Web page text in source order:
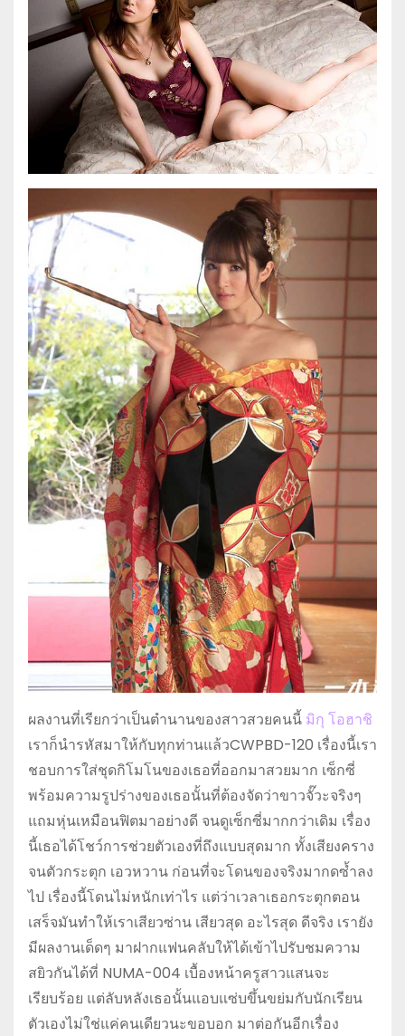
ผลงานที่เรียกว่าเป็นตำนานของสาวสวยคนนี้ มิกุ โอฮาชิ
เราก็นำรหัสมาให้กับทุกท่านแล้วCWPBD-120 เรื่องนี้เรา
ชอบการใส่ชุดกิโมโนของเธอที่ออกมาสวยมาก เซ็กซี่
พร้อมความรูปร่างของเธอนั้นที่ต้องจัดว่าขาวจั๊วะจริงๆ
แถมหุ่นเหมือนฟิตมาอย่างดี จนดูเซ็กซี่มากกว่าเดิม เรื่อง
นี้เธอได้โชว์การช่วยตัวเองที่ถึงแบบสุดมาก ทั้งเสียงคราง
จนตัวกระตุก เอวหวาน ก่อนที่จะโดนของจริงมากดซ้ำลง
ไป เรื่องนี้โดนไม่หนักเท่าไร แต่ว่าเวลาเธอกระตุกตอน
เสร็จมันทำให้เราเสียวซ่าน เสียวสุด อะไรสุด ดีจริง เรายัง
มีผลงานเด็ดๆ มาฝากแฟนคลับให้ได้เข้าไปรับชมความ
สยิวกันได้ที่ NUMA-004 เบื้องหน้าครูสาวแสนจะ
เรียบร้อย แต่ลับหลังเธอนั้นแอบแซ่บขึ้นขย่มกับนักเรียน
ตัวเองไม่ใช่แค่คนเดียวนะขอบอก มาต่อกันอีกเรื่อง